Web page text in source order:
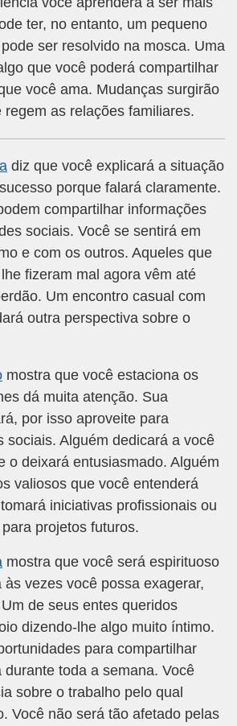
ter, no entanto, um pequeno
ser resolvido na mosca. Uma
que você poderá compartilhar
você ama. Mudanças surgirão
regem as relações familiares.
diz que você explicará a situação
porque falará claramente.
compartilhar informações
sociais. Você se sentirá em
e com os outros. Aqueles que
fizeram mal agora vêm até
Um encontro casual com
outra perspectiva sobre o
mostra que você estaciona os
dá muita atenção. Sua
por isso aproveite para
sociais. Alguém dedicará a você
o deixará entusiasmado. Alguém
valiosos que você entenderá
iniciativas profissionais ou
projetos futuros.
mostra que você será espirituoso
às vezes você possa exagerar,
de seus entes queridos
dizendo-lhe algo muito íntimo.
para compartilhar
toda a semana. Você
sobre o trabalho pelo qual
Você não será tão afetado pelas